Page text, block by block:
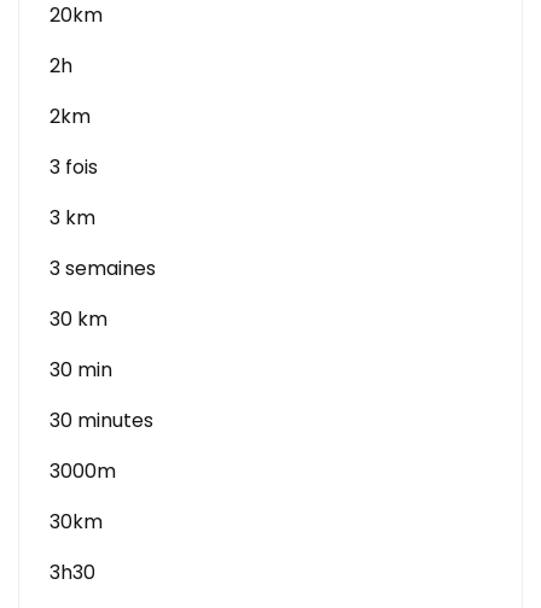
20km
2h
2km
3 fois
3 km
3 semaines
30 km
30 min
30 minutes
3000m
30km
3h30